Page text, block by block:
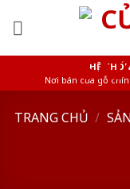
HỆ
Nơi bán cửa gỗ
TRANG CHỦ /